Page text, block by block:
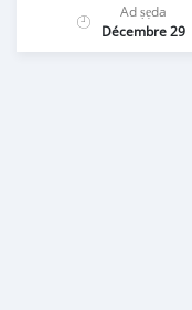
Ad ṣẹda
Décembre 29